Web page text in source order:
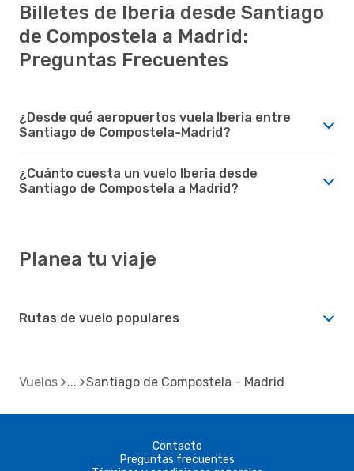
Billetes de Iberia desde Santiago
de Compostela a Madrid:
Preguntas Frecuentes
¿Desde qué aeropuertos vuela Iberia entre
Santiago de Compostela-Madrid?
¿Cuánto cuesta un vuelo Iberia desde
Santiago de Compostela a Madrid?
Planea tu viaje
Rutas de vuelo populares
Vuelos Santiago de Compostela - Madrid
Contacto
Preguntas frecuentes